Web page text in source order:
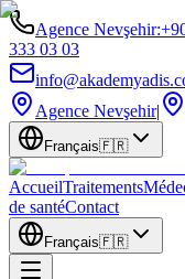
Agence Nevşehir:
333 03 03
Agence Nevşehir|
Français🇫🇷
AccueilTraitements
de santéContact
Français🇫🇷